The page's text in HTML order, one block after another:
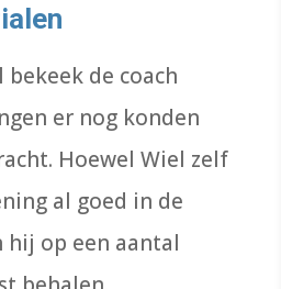
bekeek de coach
er nog konden
Hoewel Wiel zelf
al goed in de
hij op een aantal